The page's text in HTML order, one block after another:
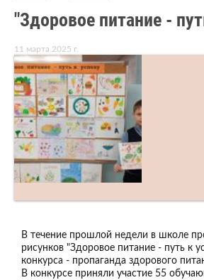
"Здоровое питание -
11 марта 2025 г.
В течение прошлой недели в школе
рисунков "Здоровое питание - путь к
конкурса - пропаганда здорового
В конкурсе приняли участие 55